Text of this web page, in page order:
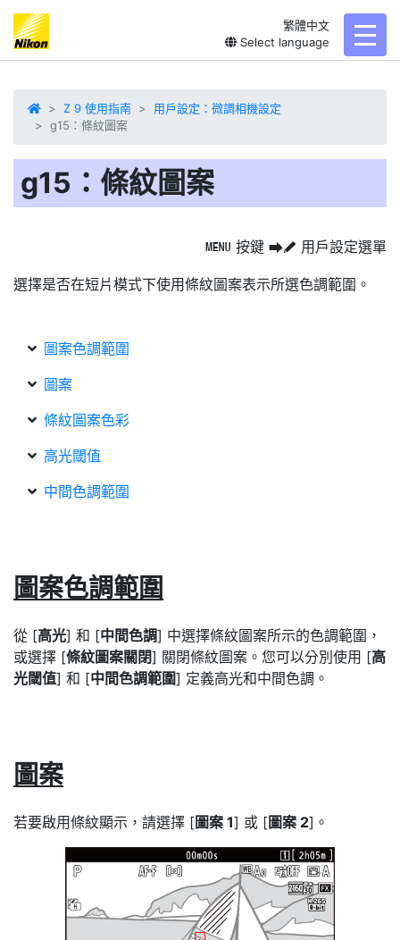
繁體中文
Select language
Z 9 使用指南
用戶設定：微調相機設定
g15：條紋圖案
g15：條紋圖案
G 按鍵 UA 用戶設定選單
選擇是否在短片模式下使用條紋圖案表示所選色調範圍。
圖案色調範圍
圖案
條紋圖案色彩
高光閾值
中間色調範圍
圖案色調範圍
從 [高光] 和 [中間色調] 中選擇條紋圖案所示的色調範圍，
或選擇 [條紋圖案關閉] 關閉條紋圖案。您可以分別使用 [高
光閾值] 和 [中間色調範圍] 定義高光和中間色調。
圖案
若要啟用條紋顯示，請選擇 [圖案 1] 或 [圖案 2]。